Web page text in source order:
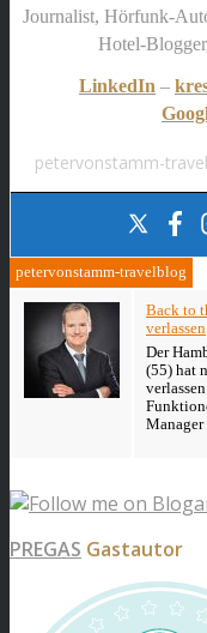
Journalist, Hörfunk-
Hotel-
LinkedIn –
petervonstamm-
petervonstamm-travelblog
Back to
verlassen
Der
(55) hat
Manager
PREGAS Gastautor